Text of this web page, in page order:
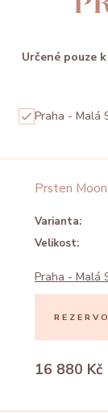
Určené pouze
Praha - Malá
Prsten
Varianta:
Velikost:
Praha - Malá
16 880 Kč